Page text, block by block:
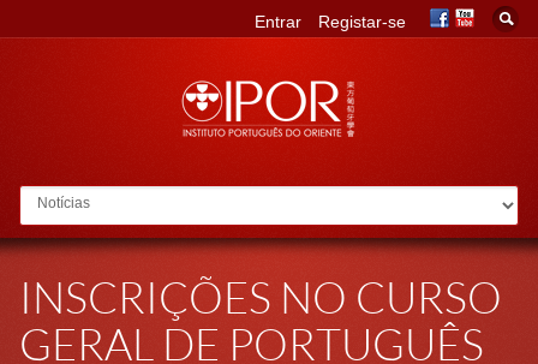
Go to:
Entrar Registar-se
INSCRIÇÕES NO CURSO
GERAL DE PORTUGUÊS